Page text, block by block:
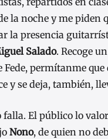
la noche y me piden
la presencia
Salado. Recoge
permítanme
y se deja, también,
El público lo
Nono, de quien no